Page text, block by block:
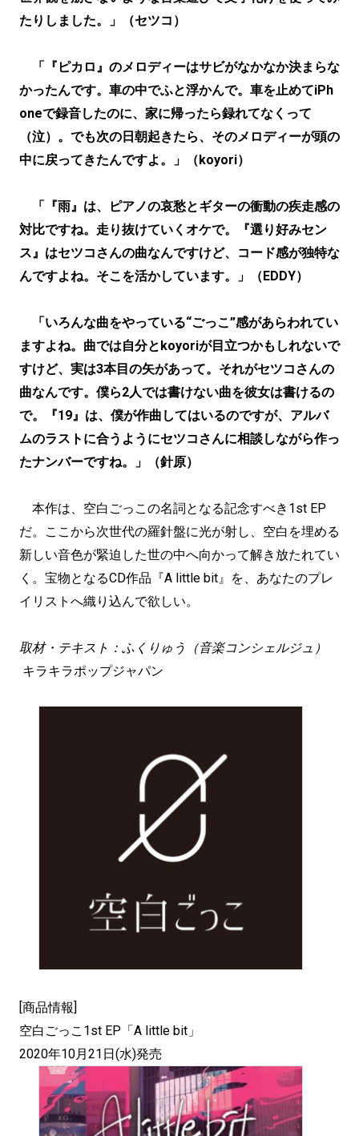
たりしました。」（セツコ）
「『ピカロ』のメロディーはサビがなかなか決まらな
かったんです。車の中でふと浮かんで。車を止めてiPh
oneで録音したのに、家に帰ったら録れてなくって
（泣）。でも次の日朝起きたら、そのメロディーが頭の
中に戻ってきたんですよ。」（koyori）
「『雨』は、ピアノの哀愁とギターの衝動の疾走感の
対比ですね。走り抜けていくオケで。『選り好みセン
ス』はセツコさんの曲なんですけど、コード感が独特な
んですよね。そこを活かしています。」（EDDY）
「いろんな曲をやっている“ごっこ”感があらわれてい
ますよね。曲では自分とkoyoriが目立つかもしれないで
すけど、実は3本目の矢があって。それがセツコさんの
曲なんです。僕ら2人では書けない曲を彼女は書けるの
で。『19』は、僕が作曲してはいるのですが、アルバ
ムのラストに合うようにセツコさんに相談しながら作っ
たナンバーですね。」（針原）
本作は、空白ごっこの名詞となる記念すべき1st EP
だ。ここから次世代の羅針盤に光が射し、空白を埋める
新しい音色が緊迫した世の中へ向かって解き放たれてい
く。宝物となるCD作品『A little bit』を、あなたのプレ
イリストへ織り込んで欲しい。
取材・テキスト：ふくりゅう（音楽コンシェルジュ）
キラキラポップジャパン
[商品情報]
空白ごっこ1st EP「A little bit」
2020年10月21日(水)発売